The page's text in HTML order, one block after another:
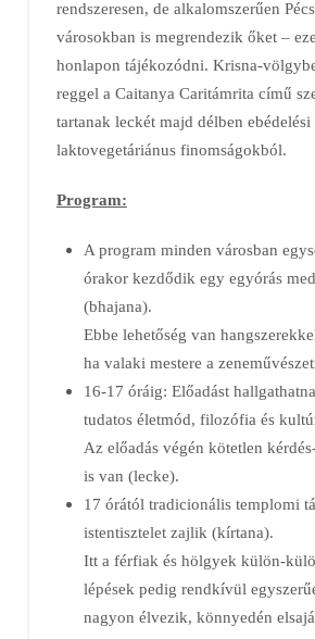
rendszeresen, de alkalomszerűen
városokban is megrendezik őket –
honlapon tájékozódni. Krisna-
reggel a Caitanya Caritámrita című
tartanak leckét majd délben
laktovegetáriánus finomságokból.
Program:
A program minden városban
órakor kezdődik egy egyórás
(bhajana).
Ebbe lehetőség van
ha valaki mestere a
16-17 óráig: Előadást
tudatos életmód, filozófia és
Az előadás végén kötetlen
is van (lecke).
17 órától tradicionális templomi
istentisztelet zajlik (kírtana).
Itt a férfiak és hölgyek külön-
lépések pedig rendkívül
nagyon élvezik, könnyedén